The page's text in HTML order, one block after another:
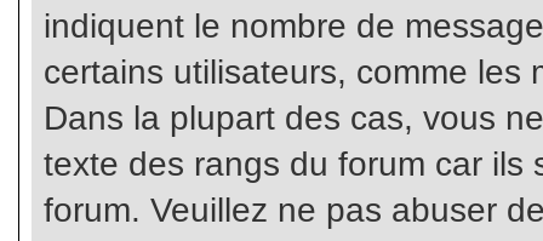
indiquent le nombre de
certains utilisateurs, comme les
Dans la plupart des cas, vous
texte des rangs du forum car ils
forum. Veuillez ne pas abuser